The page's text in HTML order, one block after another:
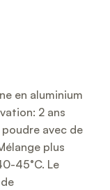
en aluminium
2 ans
avec de
plus
45°C. Le